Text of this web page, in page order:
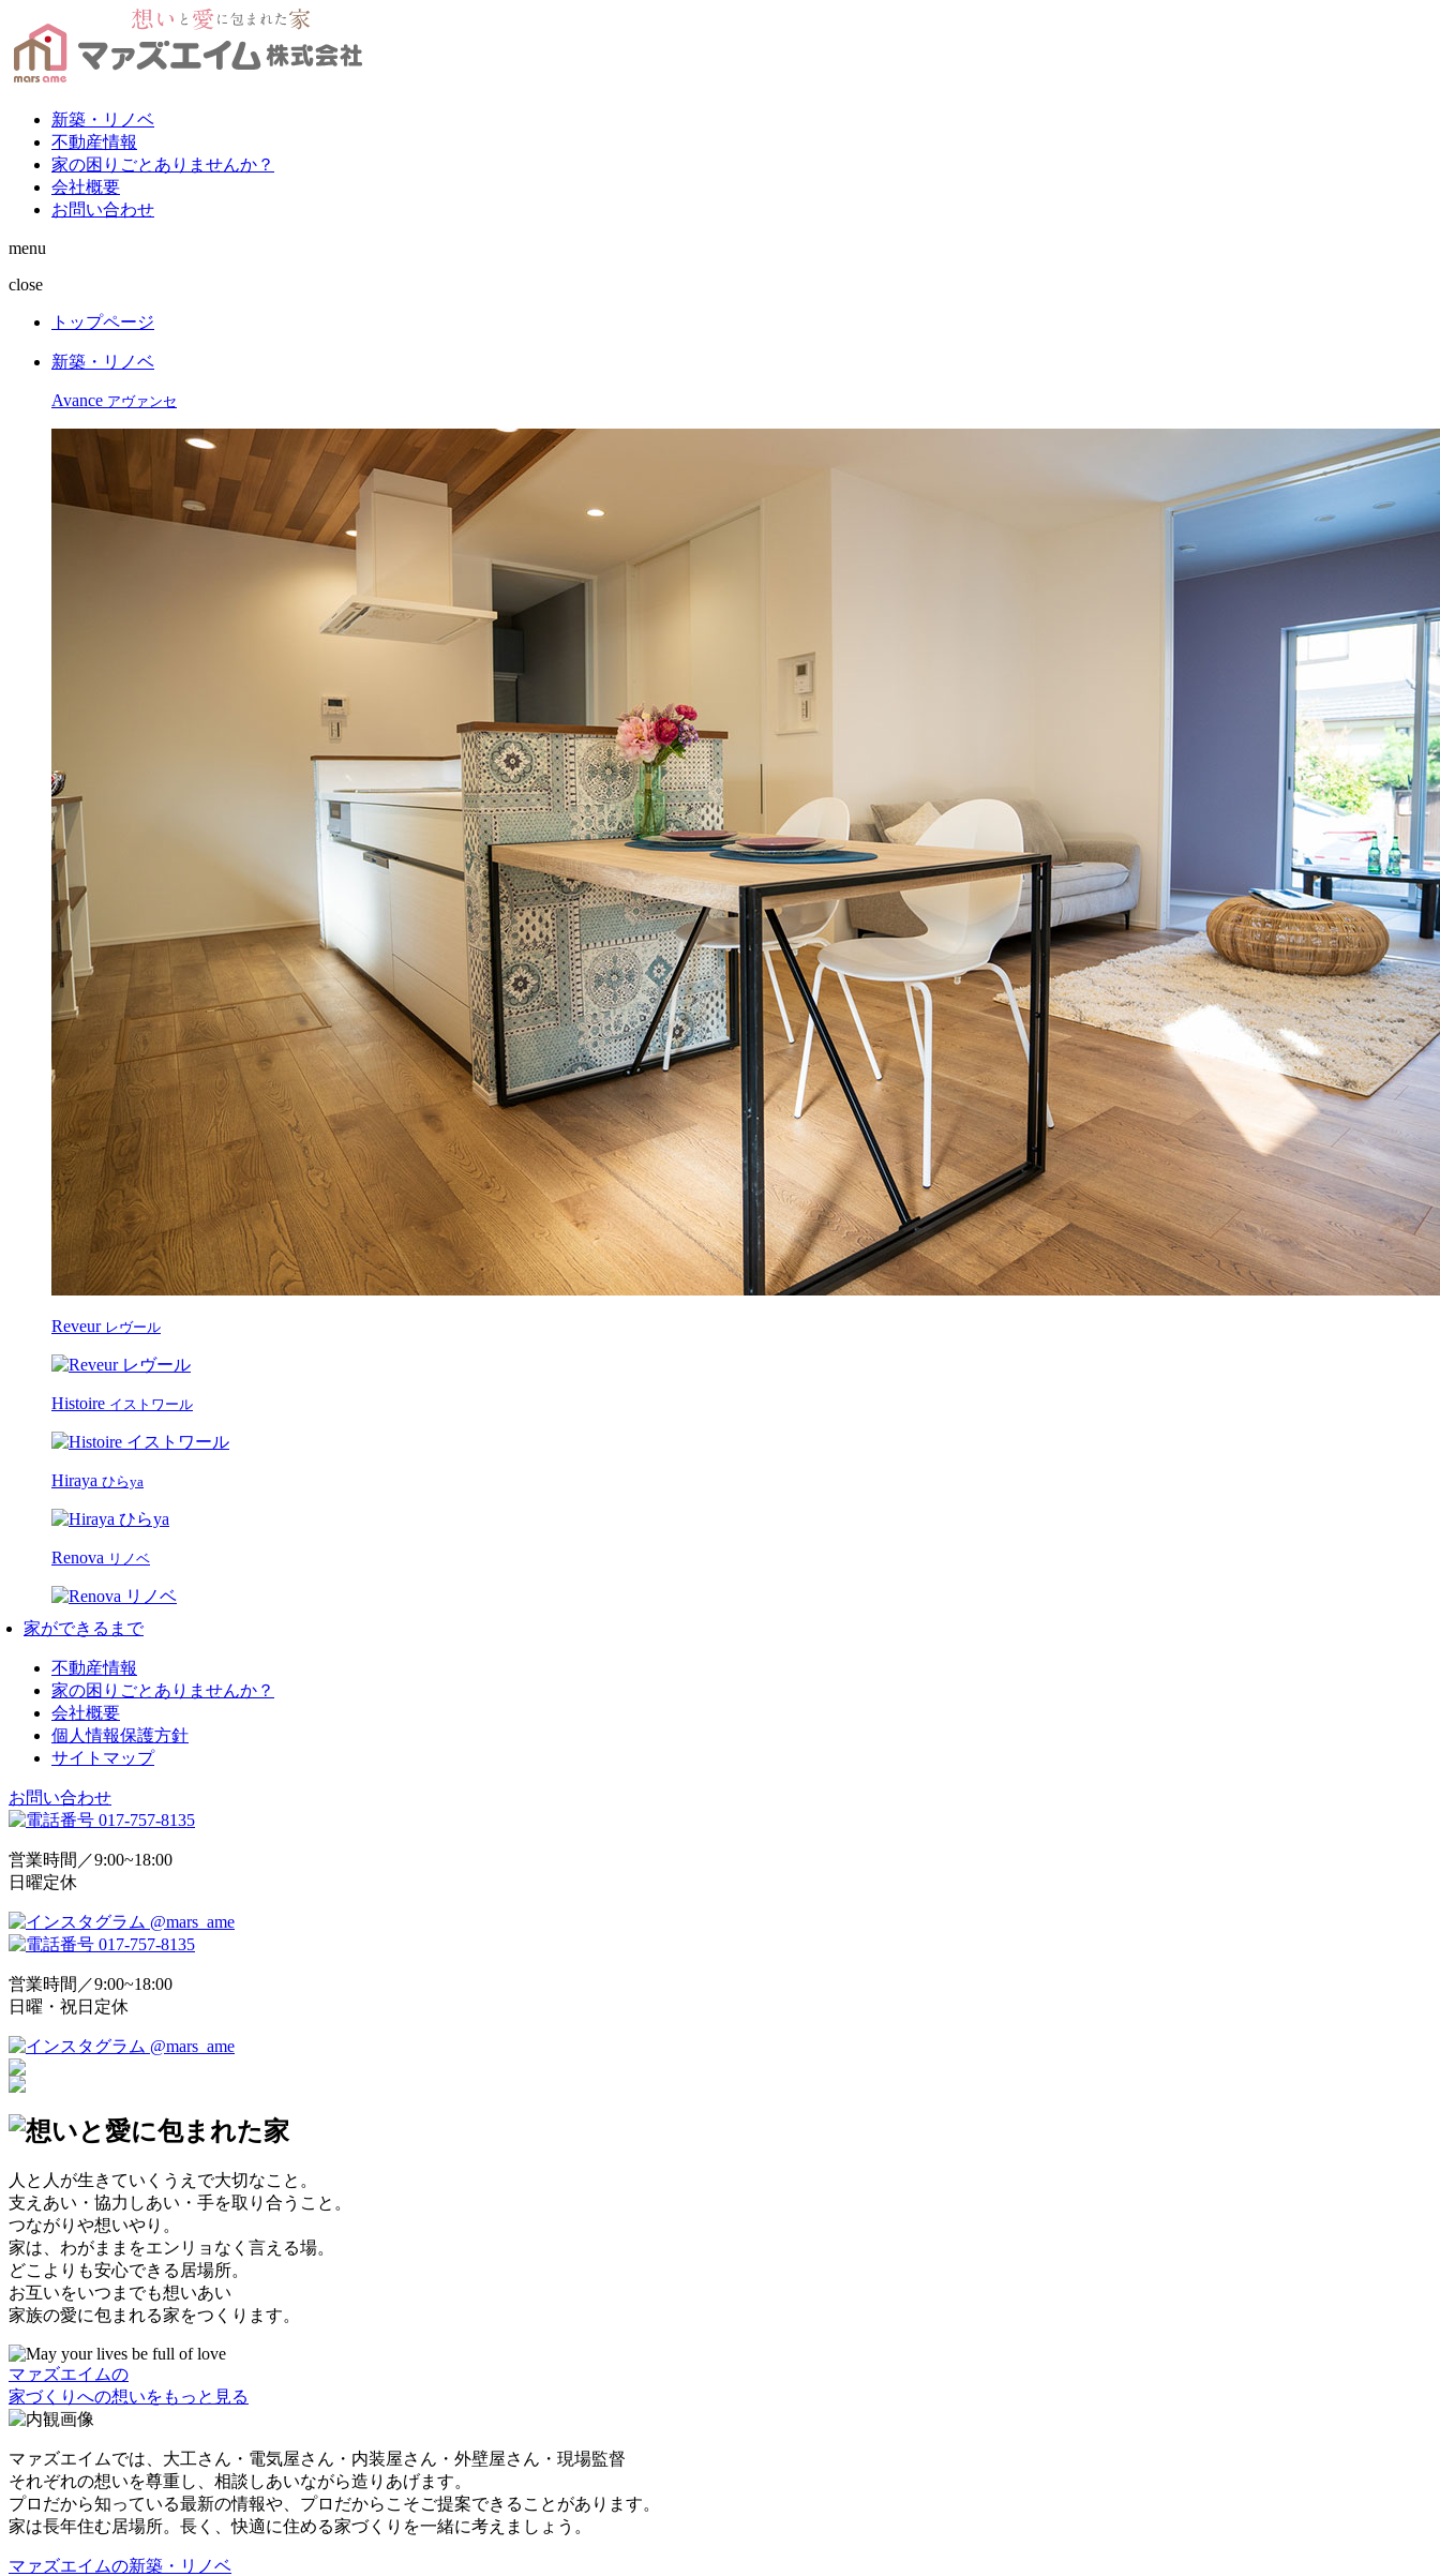
新築・リノベ
不動産情報
家の困りごとありませんか？
会社概要
お問い合わせ
menu
close
トップページ
新築・リノベ
Avance アヴァンセ
Reveur レヴール
Histoire イストワール
Hiraya ひらya
Renova リノベ
家ができるまで
不動産情報
家の困りごとありませんか？
会社概要
個人情報保護方針
サイトマップ
お問い合わせ
営業時間／9:00~18:00
日曜定休
営業時間／9:00~18:00
日曜・祝日定休
人と人が生きていくうえで大切なこと。
支 えあい・ 協力 しあい・ 手を取 り 合 うこと。
つながりや想いやり。
家は、わがままをエンリョなく言える場。
どこよりも安心できる居場所。
お互いをいつまでも想いあい
家族の愛に包まれる家をつくります。
マァズエイムの
家づくりへの想いをもっと見る
マァズエイムでは、大工さん・電気屋さん・内装屋さん・外壁屋さん・現場監督
それぞれの想いを尊重し、相談しあいながら造りあげます。
プロだから知っている最新の情報や、プロだからこそご提案できることがあります。
家は長年住む居場所。長く、快適に住める家づくりを一緒に考えましょう。
マァズエイムの新築・リノベ